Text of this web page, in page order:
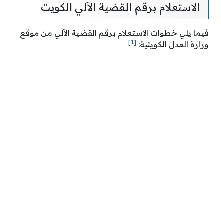
الاستعلام برقم القضية الآلي الكويت
فيما يلي خطوات الاستعلام برقم القضية الآلي من موقع
وزارة العدل الكويتية: [1]